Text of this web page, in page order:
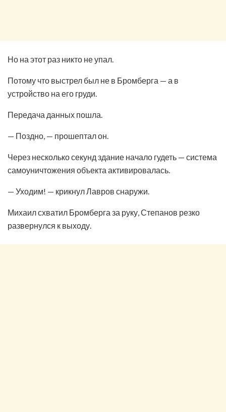
Но на этот раз никто не упал.
Потому что выстрел был не в Бромберга — а в
устройство на его груди.
Передача данных пошла.
— Поздно, — прошептал он.
Через несколько секунд здание начало гудеть — система
самоуничтожения объекта активировалась.
— Уходим! — крикнул Лавров снаружи.
Михаил схватил Бромберга за руку, Степанов резко
развернулся к выходу.